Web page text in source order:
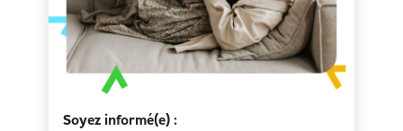
Soyez informé(e) :